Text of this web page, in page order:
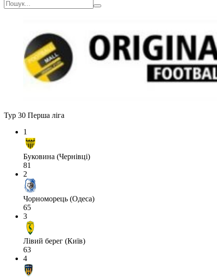
Тур 30 Перша ліга
1
Буковина (Чернівці)
81
2
Чорноморець (Одеса)
65
3
Лівий берег (Київ)
63
4